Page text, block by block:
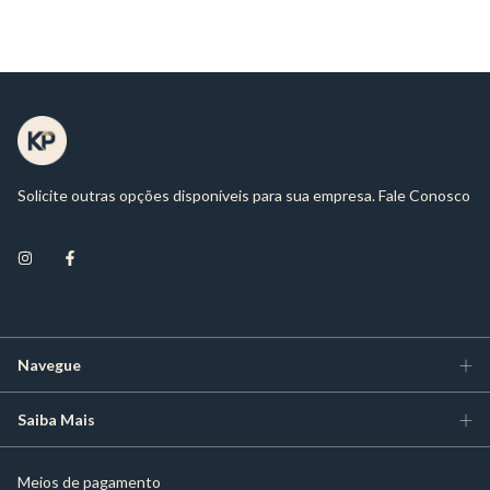
Solicite outras opções disponíveis para sua empresa. Fale Conosco
Navegue
Saiba Mais
Meios de pagamento